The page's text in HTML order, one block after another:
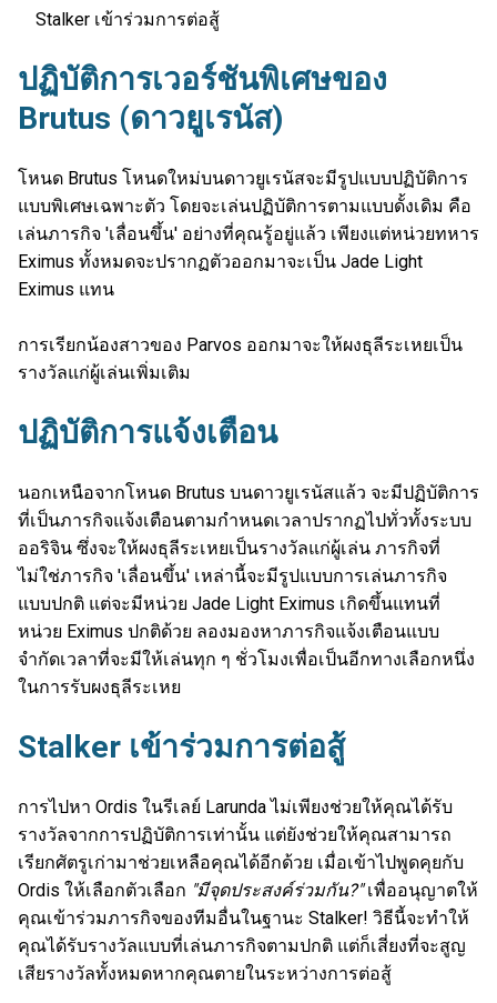
Stalker เข้าร่วมการต่อสู้
ปฏิบัติการเวอร์ชันพิเศษของ
Brutus (ดาวยูเรนัส)
โหนด Brutus โหนดใหม่บนดาวยูเรนัสจะมีรูปแบบปฏิบัติการ
แบบพิเศษเฉพาะตัว โดยจะเล่นปฏิบัติการตามแบบดั้งเดิม คือ
เล่นภารกิจ 'เลื่อนขึ้น' อย่างที่คุณรู้อยู่แล้ว เพียงแต่หน่วยทหาร
Eximus ทั้งหมดจะปรากฏตัวออกมาจะเป็น Jade Light
Eximus แทน
การเรียกน้องสาวของ Parvos ออกมาจะให้ผงธุลีระเหยเป็น
รางวัลแก่ผู้เล่นเพิ่มเติม
ปฏิบัติการแจ้งเตือน
นอกเหนือจากโหนด Brutus บนดาวยูเรนัสแล้ว จะมีปฏิบัติการ
ที่เป็นภารกิจแจ้งเตือนตามกำหนดเวลาปรากฏไปทั่วทั้งระบบ
ออริจิน ซึ่งจะให้ผงธุลีระเหยเป็นรางวัลแก่ผู้เล่น ภารกิจที่
ไม่ใช่ภารกิจ 'เลื่อนขึ้น' เหล่านี้จะมีรูปแบบการเล่นภารกิจ
แบบปกติ แต่จะมีหน่วย Jade Light Eximus เกิดขึ้นแทนที่
หน่วย Eximus ปกติด้วย ลองมองหาภารกิจแจ้งเตือนแบบ
จำกัดเวลาที่จะมีให้เล่นทุก ๆ ชั่วโมงเพื่อเป็นอีกทางเลือกหนึ่ง
ในการรับผงธุลีระเหย
Stalker เข้าร่วมการต่อสู้
การไปหา Ordis ในรีเลย์ Larunda ไม่เพียงช่วยให้คุณได้รับ
รางวัลจากการปฏิบัติการเท่านั้น แต่ยังช่วยให้คุณสามารถ
เรียกศัตรูเก่ามาช่วยเหลือคุณได้อีกด้วย เมื่อเข้าไปพูดคุยกับ
Ordis ให้เลือกตัวเลือก "มีจุดประสงค์ร่วมกัน?"เพื่ออนุญาตให้
คุณเข้าร่วมภารกิจของทีมอื่นในฐานะ Stalker! วิธีนี้จะทำให้
คุณได้รับรางวัลแบบที่เล่นภารกิจตามปกติ แต่ก็เสี่ยงที่จะสูญ
เสียรางวัลทั้งหมดหากคุณตายในระหว่างการต่อสู้